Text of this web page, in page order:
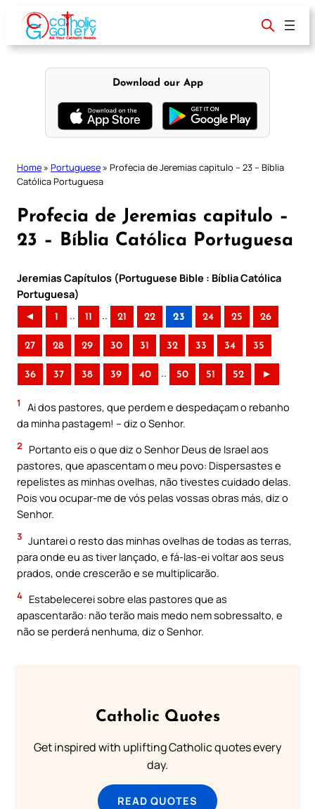
content
Download our App
Home » Portuguese » Profecia de Jeremias capitulo – 23 – Bíblia
Católica Portuguesa
Profecia de Jeremias capitulo –
23 – Bíblia Católica Portuguesa
Jeremias Capítulos (Portuguese Bible : Bíblia Católica
Portuguesa)
◄ 1 .. 11 .. 21 22 23 24 25 26
27 28 29 30 31 32 33 34 35
36 37 38 39 40 .. 50 51 52 ►
1
Ai dos pastores, que perdem e despedaçam o rebanho
da minha pastagem! – diz o Senhor.
2
Portanto eis o que diz o Senhor Deus de Israel aos
pastores, que apascentam o meu povo: Dispersastes e
repelistes as minhas ovelhas, não tivestes cuidado delas.
Pois vou ocupar-me de vós pelas vossas obras más, diz o
Senhor.
3 Juntarei o resto das minhas ovelhas de todas as terras,
para onde eu as tiver lançado, e fá-las-ei voltar aos seus
prados, onde crescerão e se multiplicarão.
4 Estabelecerei sobre elas pastores que as
apascentarão: não terão mais medo nem sobressalto, e
não se perderá nenhuma, diz o Senhor.
Catholic Quotes
Get inspired with uplifting Catholic quotes every
day.
READ QUOTES